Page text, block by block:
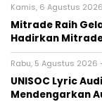
Kamis, 6 Agustus
Mitrade Raih
Hadirkan
Rabu, 5 Agustus 2026
UNISOC Lyric
Mendengarkan